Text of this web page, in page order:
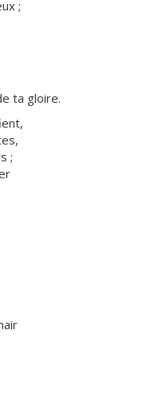
;
ta gloire.
;